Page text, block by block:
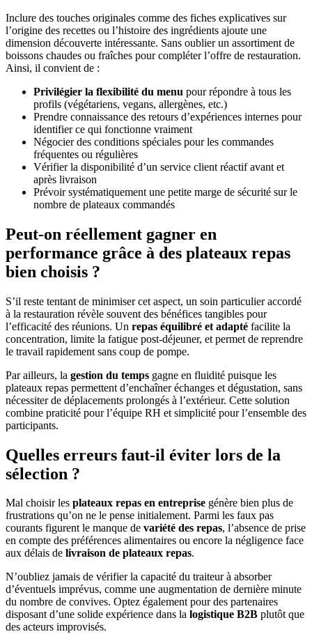
Inclure des touches originales comme des fiches explicatives sur
l’origine des recettes ou l’histoire des ingrédients ajoute une
dimension découverte intéressante. Sans oublier un assortiment de
boissons chaudes ou fraîches pour compléter l’offre de restauration.
Ainsi, il convient de :
Privilégier la flexibilité du menu pour répondre à tous les
profils (végétariens, vegans, allergènes, etc.)
Prendre connaissance des retours d’expériences internes pour
identifier ce qui fonctionne vraiment
Négocier des conditions spéciales pour les commandes
fréquentes ou régulières
Vérifier la disponibilité d’un service client réactif avant et
après livraison
Prévoir systématiquement une petite marge de sécurité sur le
nombre de plateaux commandés
Peut-on réellement gagner en
performance grâce à des plateaux repas
bien choisis ?
S’il reste tentant de minimiser cet aspect, un soin particulier accordé
à la restauration révèle souvent des bénéfices tangibles pour
l’efficacité des réunions. Un repas équilibré et adapté facilite la
concentration, limite la fatigue post-déjeuner, et permet de reprendre
le travail rapidement sans coup de pompe.
Par ailleurs, la gestion du temps gagne en fluidité puisque les
plateaux repas permettent d’enchaîner échanges et dégustation, sans
nécessiter de déplacements prolongés à l’extérieur. Cette solution
combine praticité pour l’équipe RH et simplicité pour l’ensemble des
participants.
Quelles erreurs faut-il éviter lors de la
sélection ?
Mal choisir les plateaux repas en entreprise génère bien plus de
frustrations qu’on ne le pense initialement. Parmi les faux pas
courants figurent le manque de variété des repas, l’absence de prise
en compte des préférences alimentaires ou encore la négligence face
aux délais de livraison de plateaux repas.
N’oubliez jamais de vérifier la capacité du traiteur à absorber
d’éventuels imprévus, comme une augmentation de dernière minute
du nombre de convives. Optez également pour des partenaires
disposant d’une solide expérience dans la logistique B2B plutôt que
des acteurs improvisés.